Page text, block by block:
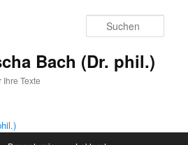
Bach (Dr. phil.)
Texte